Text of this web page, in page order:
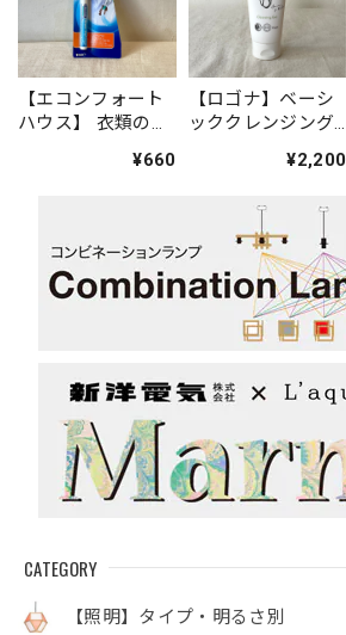
CATEGORY
【照明】タイプ・明るさ別
【エコンフォート
ハウス】 衣類のシ
¥660
【ロゴナ】ベーシ
ッククレンジング
¥2,200